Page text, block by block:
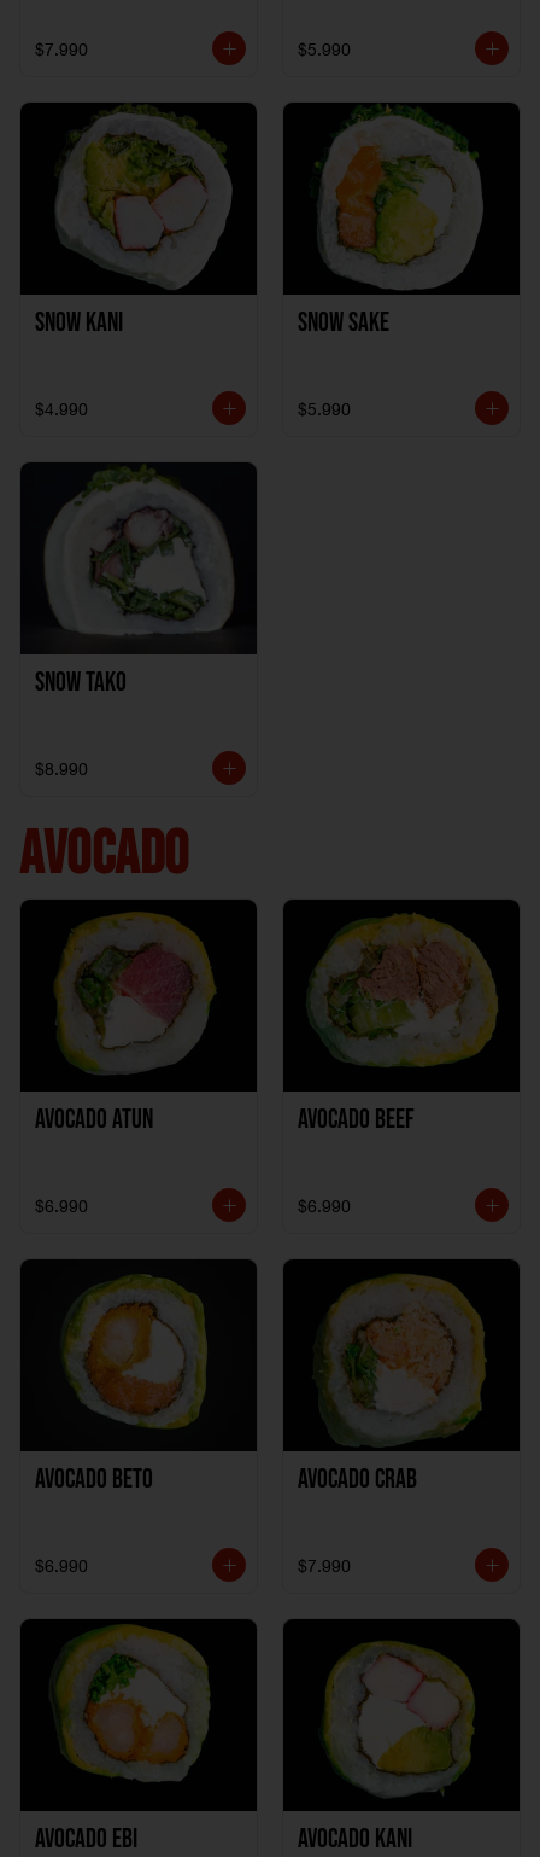
$7.990 $5.990
Snow Kani
$4.990
Snow Sake
$5.990
Snow Tako
$8.990
AVOCADO
Avocado Atun
$6.990
Avocado Beef
$6.990
Avocado Beto
$6.990
Avocado Crab
$7.990
Avocado Ebi Avocado Kani